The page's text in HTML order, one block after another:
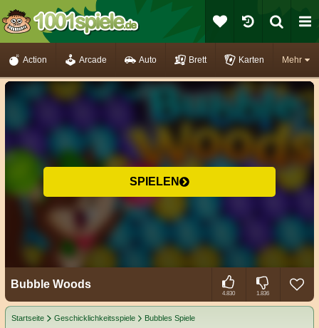
Mehr
Action Arcade Auto Brett Karten
SPIELEN
Bubble Woods
4.830 1.836
Startseite Geschicklichkeitsspiele Bubbles Spiele